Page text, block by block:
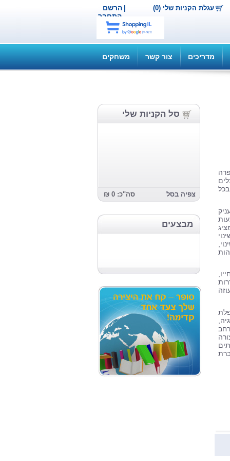
הרשם |
התחבר
עגלת הקניות שלי (0)
מדריכים צור קשר משחקים
סל הקניות שלי
צפיה בסל סה"כ: 0 ₪
מבצעים
שנה, מטפלת